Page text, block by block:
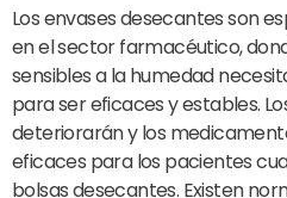
Los envases desecantes son
en el sector farmacéutico,
sensibles a la humedad
para ser eficaces y estables.
deteriorarán y los
eficaces para los pacientes
bolsas desecantes. Existen